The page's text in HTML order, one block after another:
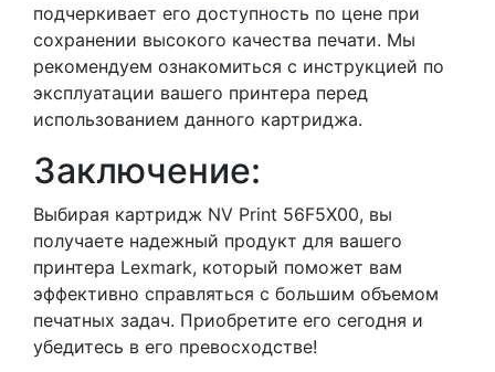
подчеркивает его доступность по цене при
сохранении высокого качества печати. Мы
рекомендуем ознакомиться с инструкцией по
эксплуатации вашего принтера перед
использованием данного картриджа.
Заключение:
Выбирая картридж NV Print 56F5X00, вы
получаете надежный продукт для вашего
принтера Lexmark, который поможет вам
эффективно справляться с большим объемом
печатных задач. Приобретите его сегодня и
убедитесь в его превосходстве!